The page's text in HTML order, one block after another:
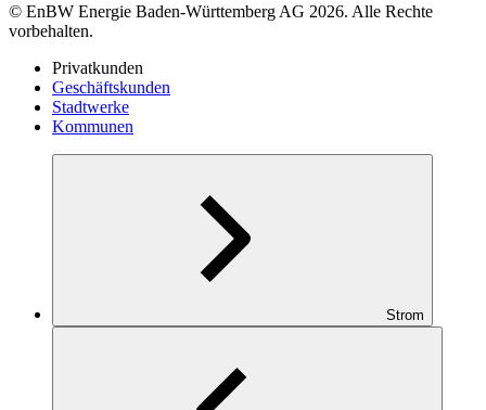
© EnBW Energie Baden-Württemberg AG 2026. Alle Rechte
vorbehalten.
Privatkunden
Geschäftskunden
Stadtwerke
Kommunen
Strom